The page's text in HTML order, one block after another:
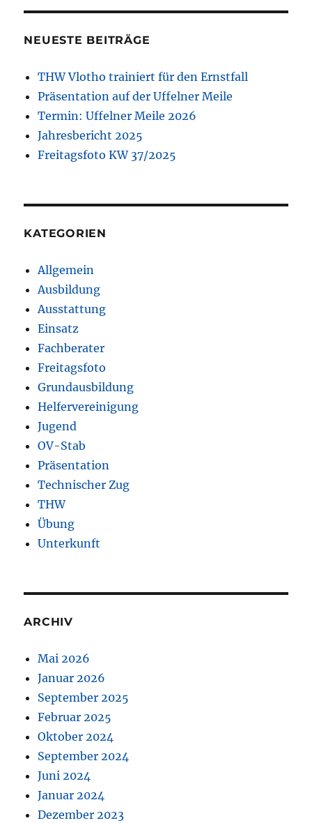
NEUESTE BEITRÄGE
THW Vlotho trainiert für den Ernstfall
Präsentation auf der Uffelner Meile
Termin: Uffelner Meile 2026
Jahresbericht 2025
Freitagsfoto KW 37/2025
KATEGORIEN
Allgemein
Ausbildung
Ausstattung
Einsatz
Fachberater
Freitagsfoto
Grundausbildung
Helfervereinigung
Jugend
OV-Stab
Präsentation
Technischer Zug
THW
Übung
Unterkunft
ARCHIV
Mai 2026
Januar 2026
September 2025
Februar 2025
Oktober 2024
September 2024
Juni 2024
Januar 2024
Dezember 2023